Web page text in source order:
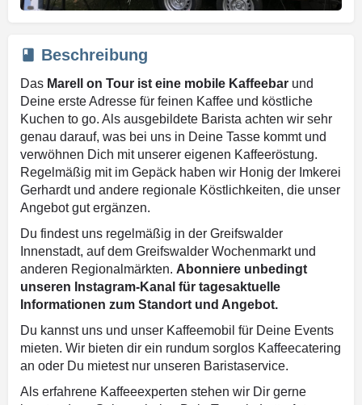
Beschreibung
Das Marell on Tour ist eine mobile Kaffeebar und
Deine erste Adresse für feinen Kaffee und köstliche
Kuchen to go. Als ausgebildete Barista achten wir sehr
genau darauf, was bei uns in Deine Tasse kommt und
verwöhnen Dich mit unserer eigenen Kaffeeröstung.
Regelmäßig mit im Gepäck haben wir Honig der Imkerei
Gerhardt und andere regionale Köstlichkeiten, die unser
Angebot gut ergänzen.
Du findest uns regelmäßig in der Greifswalder
Innenstadt, auf dem Greifswalder Wochenmarkt und
anderen Regionalmärkten. Abonniere unbedingt
unseren Instagram-Kanal für tagesaktuelle
Informationen zum Standort und Angebot.
Du kannst uns und unser Kaffeemobil für Deine Events
mieten. Wir bieten dir ein rundum sorglos Kaffeecatering
an oder Du mietest nur unseren Baristaservice.
Als erfahrene Kaffeeexperten stehen wir Dir gerne